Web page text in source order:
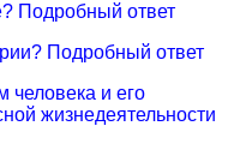
Подробный ответ
Подробный ответ
человека и его
жизнедеятельности